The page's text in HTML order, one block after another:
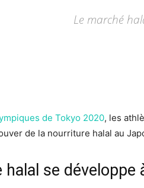
Le marché
de Tokyo 2020, les
de la nourriture halal au
halal se développe